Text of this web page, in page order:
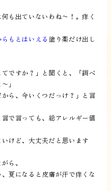
も出ていないわね〜！。痒く
もとはいえる塗り薬だけ出し
ですか？」と聞くと、「調べ
」
ら、今いくつだっけ？」と言
で言っても、総アレルギー値
けど、大丈夫だと思います
ら、
夏になると皮膚が汗で痒くな